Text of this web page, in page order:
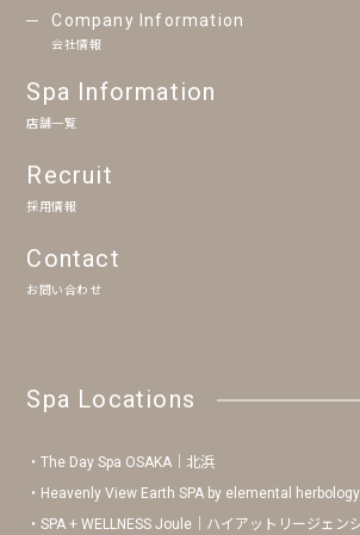
Company Information
会社情報
Spa Information
店舗一覧
Recruit
採用情報
Contact
お問い合わせ
Spa Locations
The Day Spa OSAKA｜北浜
Heavenly View Earth SPA by elemental
SPA + WELLNESS Joule｜ハイアットリージェン